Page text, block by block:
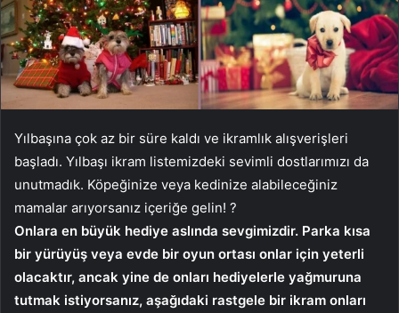
Yılbaşına çok az bir süre kaldı ve ikramlık alışverişleri
başladı. Yılbaşı ikram listemizdeki sevimli dostlarımızı da
unutmadık. Köpeğinize veya kedinize alabileceğiniz
mamalar arıyorsanız içeriğe gelin! ?
Onlara en büyük hediye aslında sevgimizdir. Parka kısa
bir yürüyüş veya evde bir oyun ortası onlar için yeterli
olacaktır, ancak yine de onları hediyelerle yağmuruna
tutmak istiyorsanız, aşağıdaki rastgele bir ikram onları